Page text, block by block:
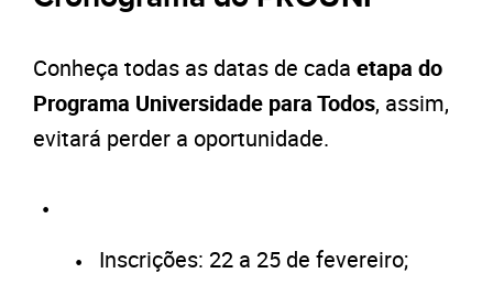
Conheça todas as datas de cada etapa do
Programa Universidade para Todos, assim,
evitará perder a oportunidade.
Inscrições: 22 a 25 de fevereiro;